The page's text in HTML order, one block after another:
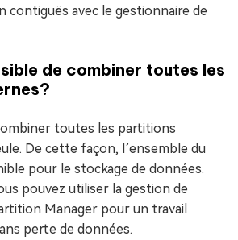
contiguës avec le gestionnaire de
de combiner toutes les
toutes les partitions
De cette façon, l’ensemble du
pour le stockage de données.
pouvez utiliser la gestion de
Manager pour un travail
perte de données.